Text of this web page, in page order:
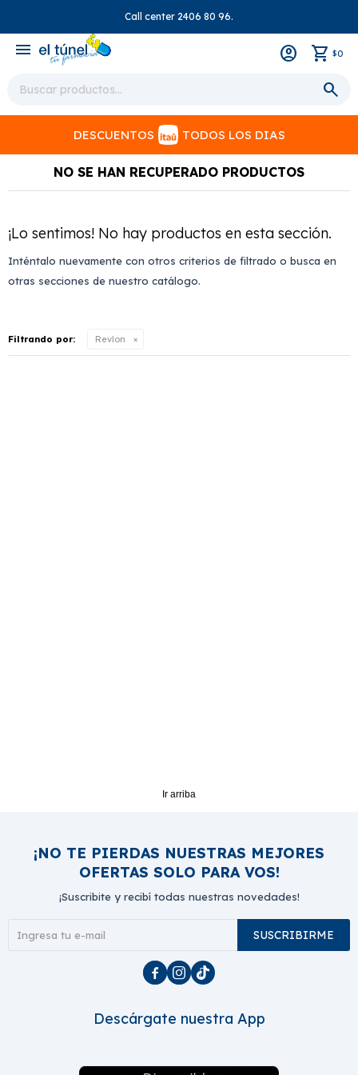
Call center 2406 80 96.
menu $0
DESCUENTOS TODOS LOS DIAS
NO SE HAN RECUPERADO PRODUCTOS
¡Lo sentimos! No hay productos en esta sección.
Inténtalo nuevamente con otros criterios de filtrado o busca en
otras secciones de nuestro catálogo.
Filtrando por: Revlon
Ir arriba
¡NO TE PIERDAS NUESTRAS MEJORES
OFERTAS SOLO PARA VOS!
¡Suscribite y recibí todas nuestras novedades!
SUSCRIBIRME
  
Descárgate nuestra App
close